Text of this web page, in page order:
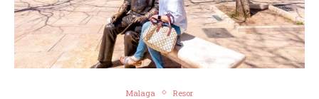
Malaga Resor